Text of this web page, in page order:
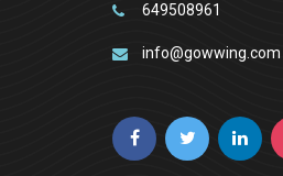
649508961
info@gowwing.com